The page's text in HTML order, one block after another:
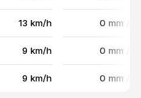
13 km/h 0 mm /
9 km/h 0 mm /
9 km/h 0 mm /